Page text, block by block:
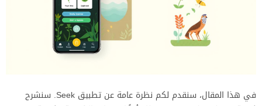
في هذا المقال، سنقدم لكم نظرة عامة عن تطبيق Seek. سنشرح